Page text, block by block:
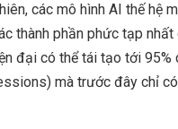
các mô hình AI thế hệ
thành phần phức tạp
đại có thể tái tạo tới
mà trước đây chỉ